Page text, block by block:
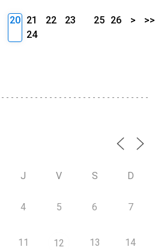
20 21 22
23
24
25 26 > >>
J V S D
4 5 6 7
11 12 13 14